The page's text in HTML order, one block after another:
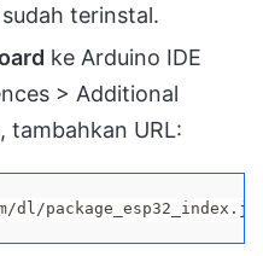
terinstal.
ke Arduino IDE
> Additional
tambahkan URL: